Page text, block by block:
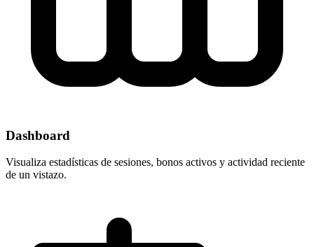
Dashboard
Visualiza estadísticas de sesiones, bonos activos y actividad reciente
de un vistazo.